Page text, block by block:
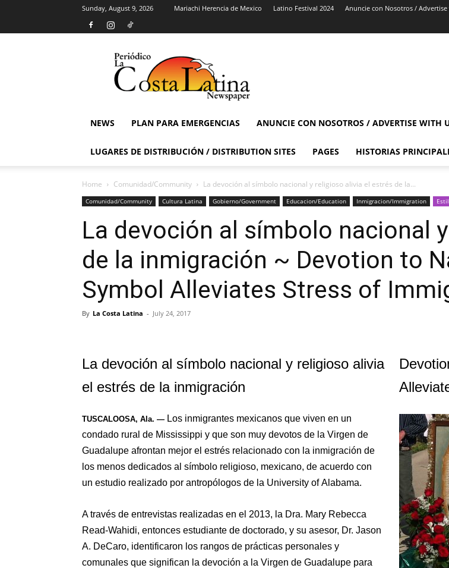
Sunday, August 9, 2026 Mariachi Herencia de Mexico Latino Festival 2024 Anuncie con Nosotros /
La
Costa
Latina
Newspaper
NEWS PLAN PARA EMERGENCIAS ANUNCIE CON NOSOTROS / ADVERTISE WITH
LUGARES DE DISTRIBUCIÓN / DISTRIBUTION SITES PAGES HISTORIAS
Home Comunidad/Community La devoción al símbolo nacional y religioso alivia el estrés de la...
Comunidad/Community Cultura Latina Gobierno/Government Educacion/Education Inmigracion/Immigration
La devoción al símbolo nacional
de la inmigración ~ Devotion to
Symbol Alleviates Stress of
By La Costa Latina - July 24, 2017
La devoción al símbolo nacional y religioso alivia
el estrés de la inmigración
TUSCALOOSA, Ala. — Los inmigrantes mexicanos que viven en un
condado rural de Mississippi y que son muy devotos de la Virgen de
Guadalupe afrontan mejor el estrés relacionado con la inmigración de
los menos dedicados al símbolo religioso, mexicano, de acuerdo con
un estudio realizado por antropólogos de la University of Alabama.
A través de entrevistas realizadas en el 2013, la Dra. Mary Rebecca
Read-Wahidi, entonces estudiante de doctorado, y su asesor, Dr. Jason
A. DeCaro, identificaron los rangos de prácticas personales y
comunales que significan la devoción a la Virgen de Guadalupe para